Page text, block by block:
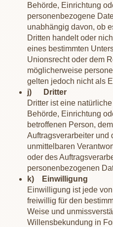
Behörde, Einrichtung
personenbezogene
unabhängig davon, ob
Dritten handelt oder
eines bestimmten
Unionsrecht oder dem
möglicherweise
gelten jedoch nicht als
j) Dritter
Dritter ist eine
Behörde, Einrichtung
betroffenen Person,
Auftragsverarbeiter und
unmittelbaren
oder des
personenbezogenen
k) Einwilligung
Einwilligung ist jede
freiwillig für den
Weise und
Willensbekundung in